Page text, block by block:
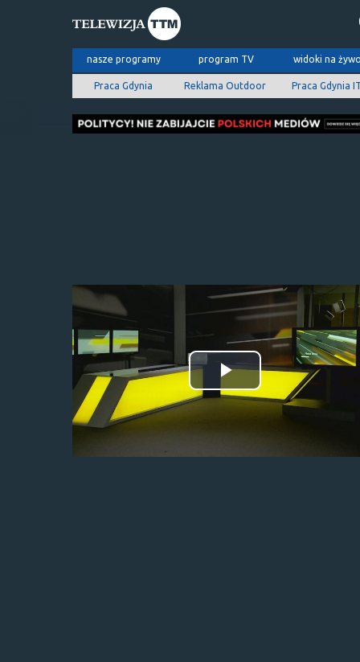
nasze programy program TV widoki na
Praca Gdynia Reklama Outdoor Praca Gdynia
Odtwórz
wideo